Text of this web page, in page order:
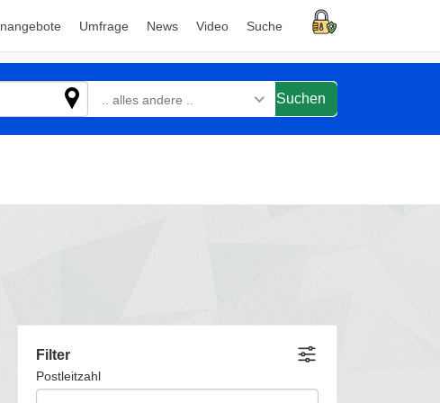
.. alles andere .. Suchen
Filter
Postleitzahl
Umfrage News Video Suche